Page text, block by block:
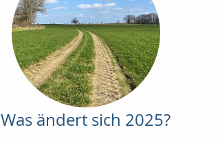
Was ändert sich 2025?